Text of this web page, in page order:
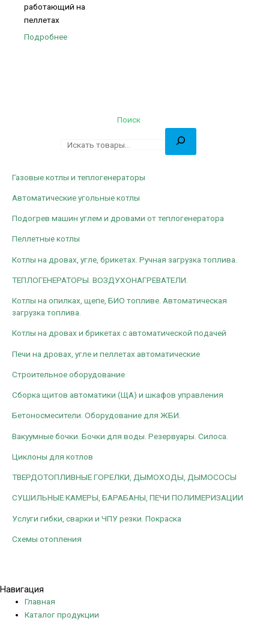
Поиск
Газовые котлы и теплогенераторы
Автоматические угольные котлы
Подогрев машин углем и дровами от теплогенератора
Пеллетные котлы
Котлы на дровах, угле, брикетах. Ручная загрузка топлива.
ТЕПЛОГЕНЕРАТОРЫ. ВОЗДУХОНАГРЕВАТЕЛИ.
Котлы на опилках, щепе, БИО топливе. Автоматическая
загрузка топлива.
Котлы на дровах и брикетах с автоматической подачей
Печи на дровах, угле и пеллетах автоматические
Строительное оборудование
Сборка щитов автоматики (ЩА) и шкафов управления
Бетоносмесители. Оборудование для ЖБИ.
Вакуумные бочки. Бочки для воды. Резервуары. Силоса.
Циклоны для котлов
ТВЕРДОТОПЛИВНЫЕ ГОРЕЛКИ, ДЫМОХОДЫ, ДЫМОСОСЫ
СУШИЛЬНЫЕ КАМЕРЫ, БАРАБАНЫ, ПЕЧИ ПОЛИМЕРИЗАЦИИ
Услуги гибки, сварки и ЧПУ резки. Покраска
Схемы отопления
работающий на
пеллетах
Подробнее
Навигация
Главная
Каталог продукции